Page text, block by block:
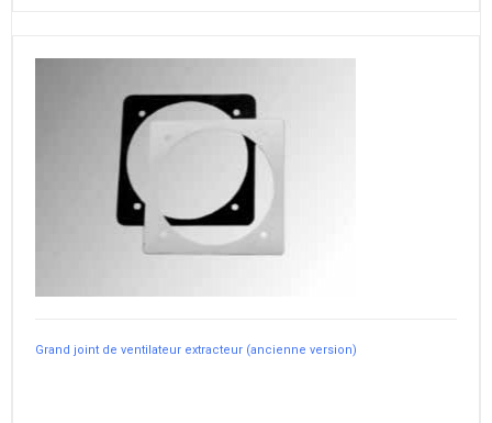
Grand joint de ventilateur extracteur (ancienne version)